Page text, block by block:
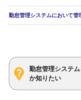
勤怠管理システムにおいて
勤怠管理システ
か知りたい